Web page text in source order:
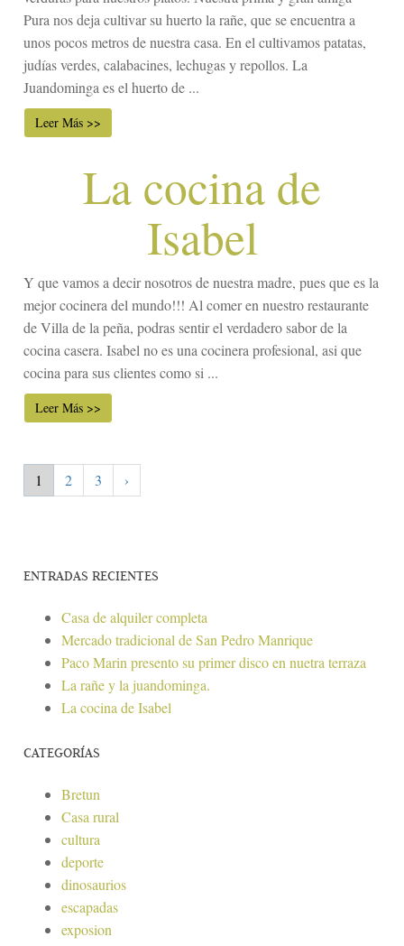
Pura nos deja cultivar su huerto la rañe, que se encuentra a
unos pocos metros de nuestra casa. En el cultivamos patatas,
judías verdes, calabacines, lechugas y repollos. La
Juandominga es el huerto de ...
Leer Más >>
La cocina de
Isabel
Y que vamos a decir nosotros de nuestra madre, pues que es la
mejor cocinera del mundo!!! Al comer en nuestro restaurante
de Villa de la peña, podras sentir el verdadero sabor de la
cocina casera. Isabel no es una cocinera profesional, asi que
cocina para sus clientes como si ...
Leer Más >>
1 2 3 ›
ENTRADAS RECIENTES
Casa de alquiler completa
Mercado tradicional de San Pedro Manrique
Paco Marin presento su primer disco en nuetra terraza
La rañe y la juandominga.
La cocina de Isabel
CATEGORÍAS
Bretun
Casa rural
cultura
deporte
dinosaurios
escapadas
exposion